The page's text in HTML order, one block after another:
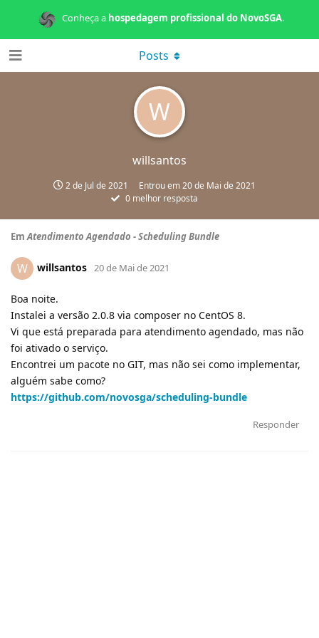
Conheça a hospedagem profissional do NovoSGA.
W
willsantos
2 de Jul de 2021 Entrou em20 de Mai de 2021
0melhor resposta
Posts
EmAtendimento Agendado - Scheduling Bundle
W willsantos 20 de Mai de 2021
Boa noite.
Instalei a versão 2.0.8 via composer no CentOS 8.
Vi que está preparada para atendimento agendado, mas não
foi ativado o serviço.
Encontrei um pacote no GIT, mas não sei como implementar,
alguém sabe como?
https://github.com/novosga/scheduling-bundle
Responder